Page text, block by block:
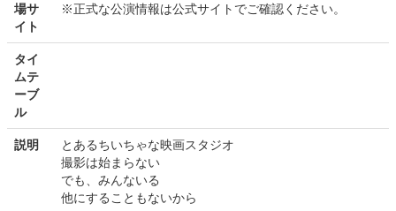
場サ
イト
※正式な公演情報は公式サイトでご確認ください。
タイ
ムテ
ーブ
ル
説明
とあるちいちゃな映画スタジオ
撮影は始まらない
でも、みんないる
他にすることもないから